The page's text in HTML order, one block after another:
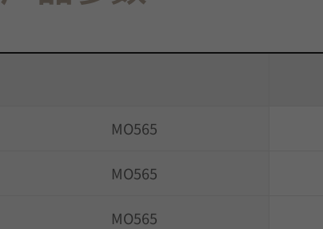
MO565
MO565
MO565